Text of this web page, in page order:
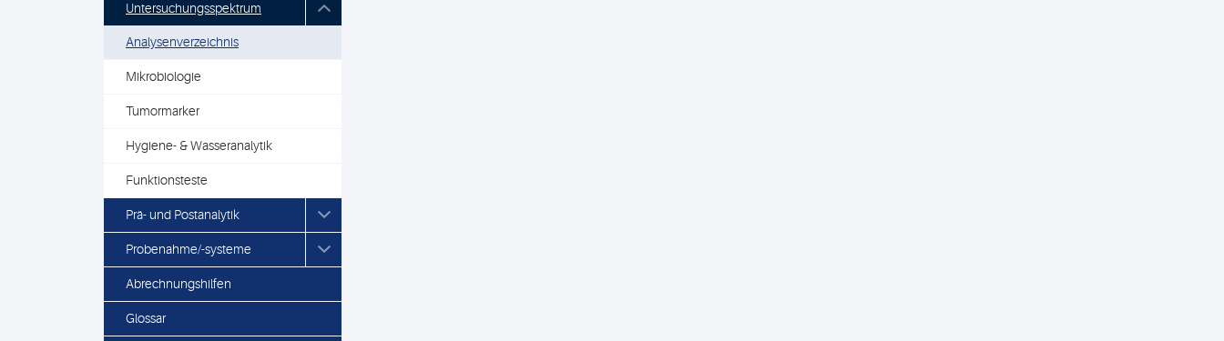
Untersuchungsspektrum
Analysenverzeichnis
Mikrobiologie
Tumormarker
Hygiene- & Wasseranalytik
Funktionsteste
Prä- und Postanalytik
Probenahme/-systeme
Abrechnungshilfen
Glossar